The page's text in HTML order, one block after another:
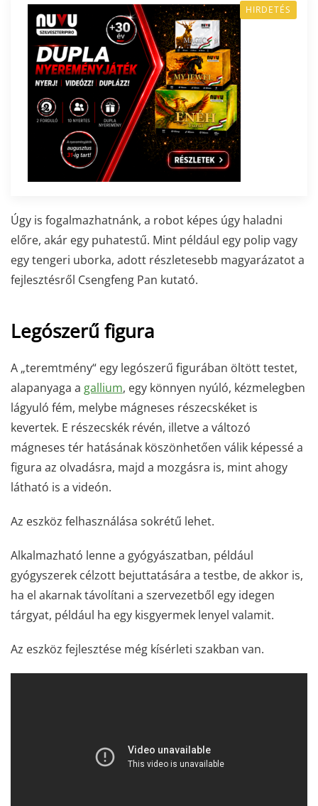
HIRDETÉS
Úgy is fogalmazhatnánk, a robot képes úgy haladni
előre, akár egy puhatestű. Mint például egy polip vagy
egy tengeri uborka, adott részletesebb magyarázatot a
fejlesztésről Csengfeng Pan kutató.
Legószerű figura
A „teremtmény“ egy legószerű figurában öltött testet,
alapanyaga a gallium, egy könnyen nyúló, kézmelegben
lágyuló fém, melybe mágneses részecskéket is
kevertek. E részecskék révén, illetve a változó
mágneses tér hatásának köszönhetően válik képessé a
figura az olvadásra, majd a mozgásra is, mint ahogy
látható is a videón.
Az eszköz felhasználása sokrétű lehet.
Alkalmazható lenne a gyógyászatban, például
gyógyszerek célzott bejuttatására a testbe, de akkor is,
ha el akarnak távolítani a szervezetből egy idegen
tárgyat, például ha egy kisgyermek lenyel valamit.
Az eszköz fejlesztése még kísérleti szakban van.